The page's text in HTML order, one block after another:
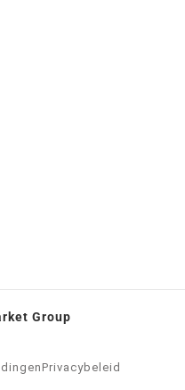
Group
Privacybeleid